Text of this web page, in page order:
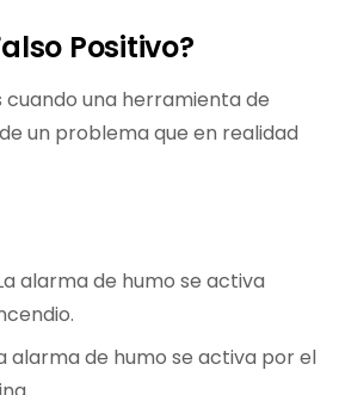
Positivo?
cuando una herramienta de
un problema que en realidad
alarma de humo se activa
alarma de humo se activa por el